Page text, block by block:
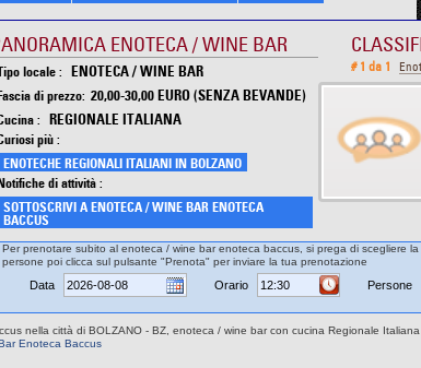
ENOTECA / WINE BAR
locale : ENOTECA / WINE BAR
di prezzo: 20,00-30,00 EURO (SENZA BEVANDE)
: REGIONALE ITALIANA
più :
ENOTECHE REGIONALI ITALIANI IN BOLZANO
di attività :
SOTTOSCRIVI A ENOTECA / WINE BAR ENOTECA
BACCUS
# 1 da 1
Per prenotare subito al enoteca / wine bar enoteca baccus, si prega di scegliere
persone poi clicca sul pulsante "Prenota" per inviare la tua prenotazione
Data Orario Persone
nella città di BOLZANO - BZ, enoteca / wine bar con cucina Regionale
Enoteca Baccus